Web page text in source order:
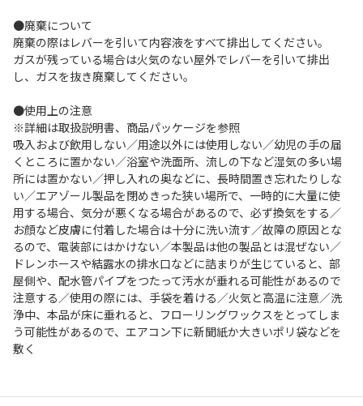
●廃棄について
廃棄の際はレバーを引いて内容液をすべて排出してください。
ガスが残っている場合は火気のない屋外でレバーを引いて排出
し、ガスを抜き廃棄してください。
●使用上の注意
※詳細は取扱説明書、商品パッケージを参照
吸入および飲用しない／用途以外には使用しない／幼児の手の届
くところに置かない／浴室や洗面所、流しの下など湿気の多い場
所には置かない／押し入れの奥などに、長時間置き忘れたりしな
い／エアゾール製品を閉めきった狭い場所で、一時的に大量に使
用する場合、気分が悪くなる場合があるので、必ず換気をする／
お顔など皮膚に付着した場合は十分に洗い流す／故障の原因とな
るので、電装部にはかけない／本製品は他の製品とは混ぜない／
ドレンホースや結露水の排水口などに詰まりが生じていると、部
屋側や、配水管パイプをつたって汚水が垂れる可能性があるので
注意する／使用の際には、手袋を着ける／火気と高温に注意／洗
浄中、本品が床に垂れると、フローリングワックスをとってしま
う可能性があるので、エアコン下に新聞紙か大きいポリ袋などを
敷く